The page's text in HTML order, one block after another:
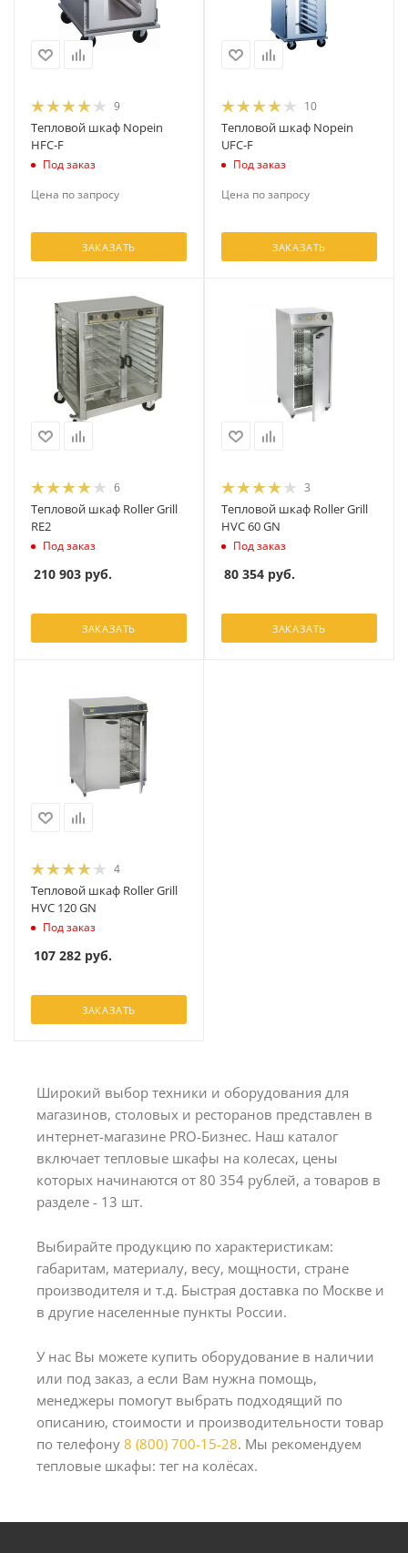
9
Тепловой шкаф Nopein
HFC-F
Под заказ
Цена по запросу
ЗАКАЗАТЬ
10
Тепловой шкаф Nopein
UFC-F
Под заказ
Цена по запросу
ЗАКАЗАТЬ
6
Тепловой шкаф Roller Grill
RE2
Под заказ
210 903 руб.
ЗАКАЗАТЬ
3
Тепловой шкаф Roller Grill
HVC 60 GN
Под заказ
80 354 руб.
ЗАКАЗАТЬ
4
Тепловой шкаф Roller Grill
HVC 120 GN
Под заказ
107 282 руб.
ЗАКАЗАТЬ
Широкий выбор техники и оборудования для
магазинов, столовых и ресторанов представлен в
интернет-магазине PRO-Бизнес. Наш каталог
включает тепловые шкафы на колесах, цены
которых начинаются от 80 354 рублей, а товаров в
разделе - 13 шт.
Выбирайте продукцию по характеристикам:
габаритам, материалу, весу, мощности, стране
производителя и т.д. Быстрая доставка по Москве и
в другие населенные пункты России.
У нас Вы можете купить оборудование в наличии
или под заказ, а если Вам нужна помощь,
менеджеры помогут выбрать подходящий по
описанию, стоимости и производительности товар
по телефону 8 (800) 700-15-28. Мы рекомендуем
тепловые шкафы: тег на колёсах.